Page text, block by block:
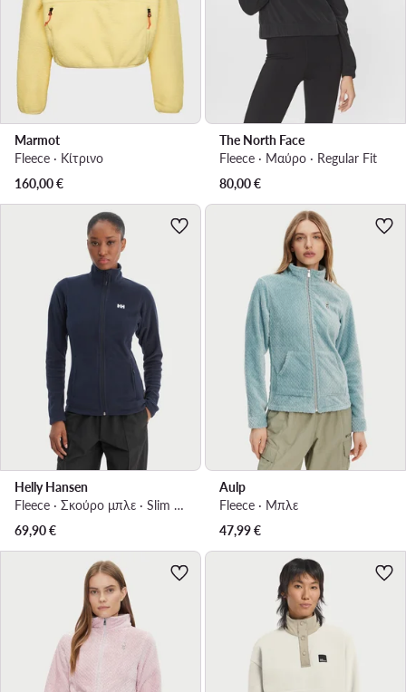
Marmot
Fleece · Κίτρινο
160,00€
The North Face
Fleece · Μαύρο · Regular Fit
80,00€
Helly Hansen
Fleece · Σκούρο μπλε · Slim Fit
69,90€
Aulp
Fleece · Μπλε
47,99€